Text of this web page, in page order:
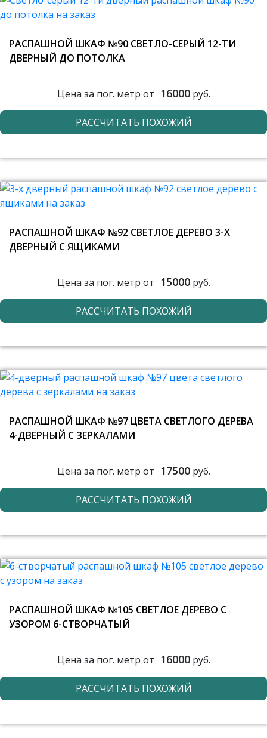
РАСПАШНОЙ ШКАФ №90 СВЕТЛО-СЕРЫЙ 12-ТИ
ДВЕРНЫЙ ДО ПОТОЛКА
Цена за пог. метр от 16000руб.
РАССЧИТАТЬ ПОХОЖИЙ
РАСПАШНОЙ ШКАФ №92 СВЕТЛОЕ ДЕРЕВО 3-Х
ДВЕРНЫЙ С ЯЩИКАМИ
Цена за пог. метр от 15000руб.
РАССЧИТАТЬ ПОХОЖИЙ
РАСПАШНОЙ ШКАФ №97 ЦВЕТА СВЕТЛОГО ДЕРЕВА
4-ДВЕРНЫЙ С ЗЕРКАЛАМИ
Цена за пог. метр от 17500руб.
РАССЧИТАТЬ ПОХОЖИЙ
РАСПАШНОЙ ШКАФ №105 СВЕТЛОЕ ДЕРЕВО С
УЗОРОМ 6-СТВОРЧАТЫЙ
Цена за пог. метр от 16000руб.
РАССЧИТАТЬ ПОХОЖИЙ